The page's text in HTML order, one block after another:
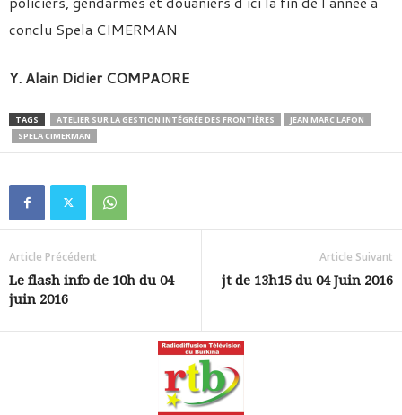
conclu Spela CIMERMAN
Y. Alain Didier COMPAORE
TAGS ATELIER SUR LA GESTION INTÉGRÉE DES FRONTIÈRES
JEAN MARC LAFON
SPELA CIMERMAN
Article Précédent
Le flash info de 10h du 04
juin 2016
Article Suivant
jt de 13h15 du 04 Juin 2016